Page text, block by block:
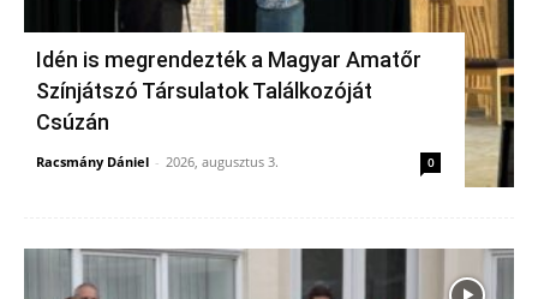
Idén is megrendezték a Magyar Amatőr
Színjátszó Társulatok Találkozóját
Csúzán
Racsmány Dániel - 2026, augusztus 3. 0